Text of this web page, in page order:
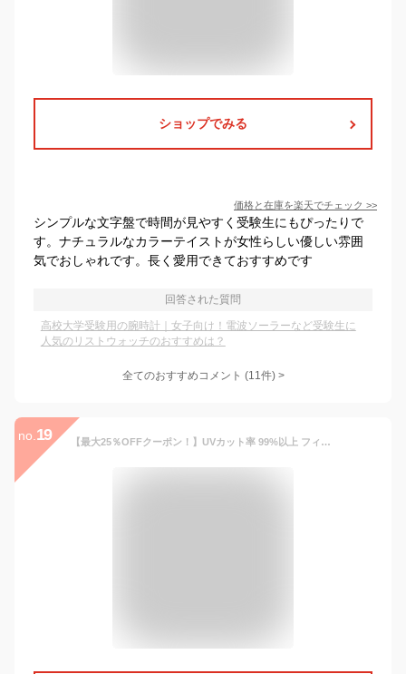
ショップでみる
価格と在庫を楽天でチェック >>
シンプルな文字盤で時間が見やすく受験生にもぴったりで
す。ナチュラルなカラーテイストが女性らしい優しい雰囲
気でおしゃれです。長く愛用できておすすめです
回答された質問
高校大学受験用の腕時計｜女子向け！電波ソーラーなど受験生に
人気のリストウォッチのおすすめは？
全てのおすすめコメント (11件) >
no. 19 【最大25％OFFクーポン！】UVカット率 99%以上 フィットネス水着 レディース セパレート かわいい 体型カバー水着 ビキニ 大きいサイズ ぽっちゃり 長袖ラッシュガード ショートパンツ トレンカ 5点セット 20代 30代 40代 50代 60代 女性ミセス